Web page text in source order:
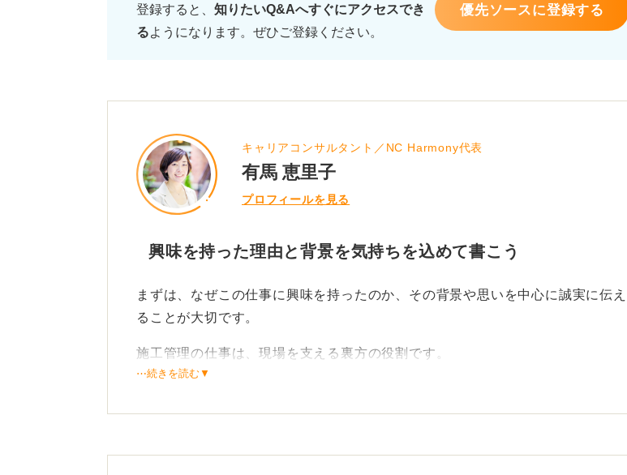
登録すると、 知りたいQ&Aへすぐにアクセスでき
るようになります。ぜひご登録ください。
優先ソースに登録する
キャリアコンサルタント／NC Harmony代表
有馬 恵里子
プロフィールを見る
興味を持った理由と背景を気持ちを込めて書こう
まずは、なぜこの仕事に興味を持ったのか、その背景や思いを中心に誠実に伝え
ることが大切です。
施工管理の仕事は、現場を支える裏方の役割です。
由を丁寧に書くだけでも、あなたの熱意は十分に伝わります。
⋯続きを読む▼